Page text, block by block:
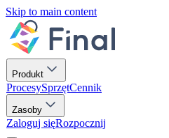
Skip to main content
Produkt
ProcesySprzętCennik
Zasoby
Zaloguj sięRozpocznij